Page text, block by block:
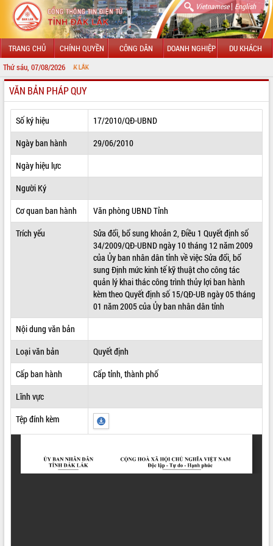
Vietnamese| English
TRANG CHỦ CHÍNH QUYỀN CÔNG DÂN DOANH NGHIỆP DU KHÁCH
Thứ sáu, 07/08/2026
GIỚI THIỆU
LÃNH ĐẠO UBND TỈNH
TIN TỨC SỰ KIỆN
SỞ, BAN, NGÀNH
UBND CÁC XÃ, PHƯỜNG
THÔNG TIN CHỈ ĐẠO ĐIỀU HÀNH
HỆ THỐNG VĂN BẢN
VĂN BẢN PHÁP QUY
Số ký hiệu
17/2010/QĐ-UBND
Ngày ban hành
29/06/2010
Ngày hiệu lực
Người Ký
Cơ quan ban hành
Văn phòng UBND Tỉnh
Trích yếu
Sửa đổi, bổ sung khoản 2, Điều 1 Quyết định số
34/2009/QĐ-UBND ngày 10 tháng 12 năm 2009
của Ủy ban nhân dân tỉnh về việc Sửa đổi, bổ
sung Định mức kinh tế kỹ thuật cho công tác
quản lý khai thác công trình thủy lợi ban hành
kèm theo Quyết định số 15/QĐ-UB ngày 05 tháng
01 năm 2005 của Ủy ban nhân dân tỉnh
Nội dung văn bản
Loại văn bản
Quyết định
Cấp ban hành
Cấp tỉnh, thành phố
Lĩnh vực
Tệp đính kèm